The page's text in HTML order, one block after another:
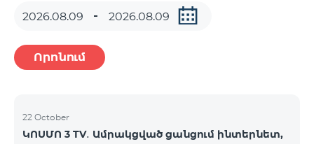
Որոնում
22 October
ԿՈՍՄՈ 3 TV․ Ամրակցված ցանցում ինտերնետ,